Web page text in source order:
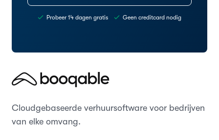
Probeer 14 dagen gratis Geen creditcard nodig
Cloudgebaseerde verhuursoftware voor bedrijven
van elke omvang.